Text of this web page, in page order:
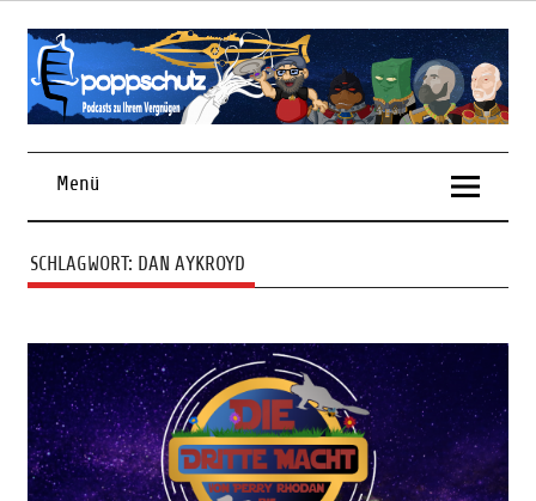
Skip
contentPodcasts zu Ihrem Vergnügen
Menü
SCHLAGWORT: DAN AYKROYD